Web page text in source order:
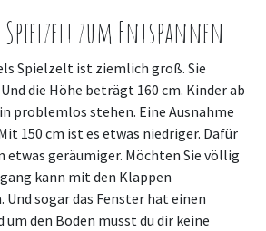
zum Entspannen
Spielzelt ist ziemlich groß. Sie
die Höhe beträgt 160 cm. Kinder ab
problemlos stehen. Eine Ausnahme
150 cm ist es etwas niedriger. Dafür
etwas geräumiger. Möchten Sie völlig
kann mit den Klappen
Und sogar das Fenster hat einen
um den Boden musst du dir keine